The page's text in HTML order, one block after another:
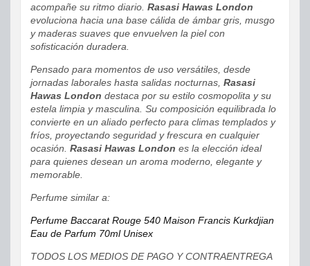
acompañe su ritmo diario. Rasasi Hawas London
evoluciona hacia una base cálida de ámbar gris, musgo
y maderas suaves que envuelven la piel con
sofisticación duradera.
Pensado para momentos de uso versátiles, desde
jornadas laborales hasta salidas nocturnas, Rasasi
Hawas London destaca por su estilo cosmopolita y su
estela limpia y masculina. Su composición equilibrada lo
convierte en un aliado perfecto para climas templados y
fríos, proyectando seguridad y frescura en cualquier
ocasión. Rasasi Hawas London es la elección ideal
para quienes desean un aroma moderno, elegante y
memorable.
Perfume similar a:
Perfume Baccarat Rouge 540 Maison Francis Kurkdjian
Eau de Parfum 70ml Unisex
TODOS LOS MEDIOS DE PAGO Y CONTRAENTREGA